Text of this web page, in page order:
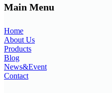
Main Menu
Home
About Us
Products
Blog
News&Event
Contact